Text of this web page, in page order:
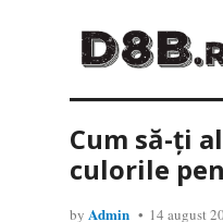
Cum să-ți
culorile
by Admin 14 august